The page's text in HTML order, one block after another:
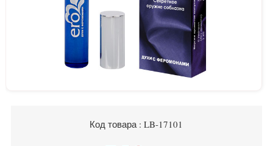
Код товара : LB-17101